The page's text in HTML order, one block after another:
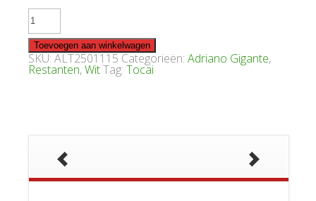
Gigante
Friulano
Vigneto
Storico
2015
aantal
Toevoegen aan winkelwagen
SKU: ALT2501115 Categorieën: Adriano Gigante,
Restanten,WitTag: Tocai